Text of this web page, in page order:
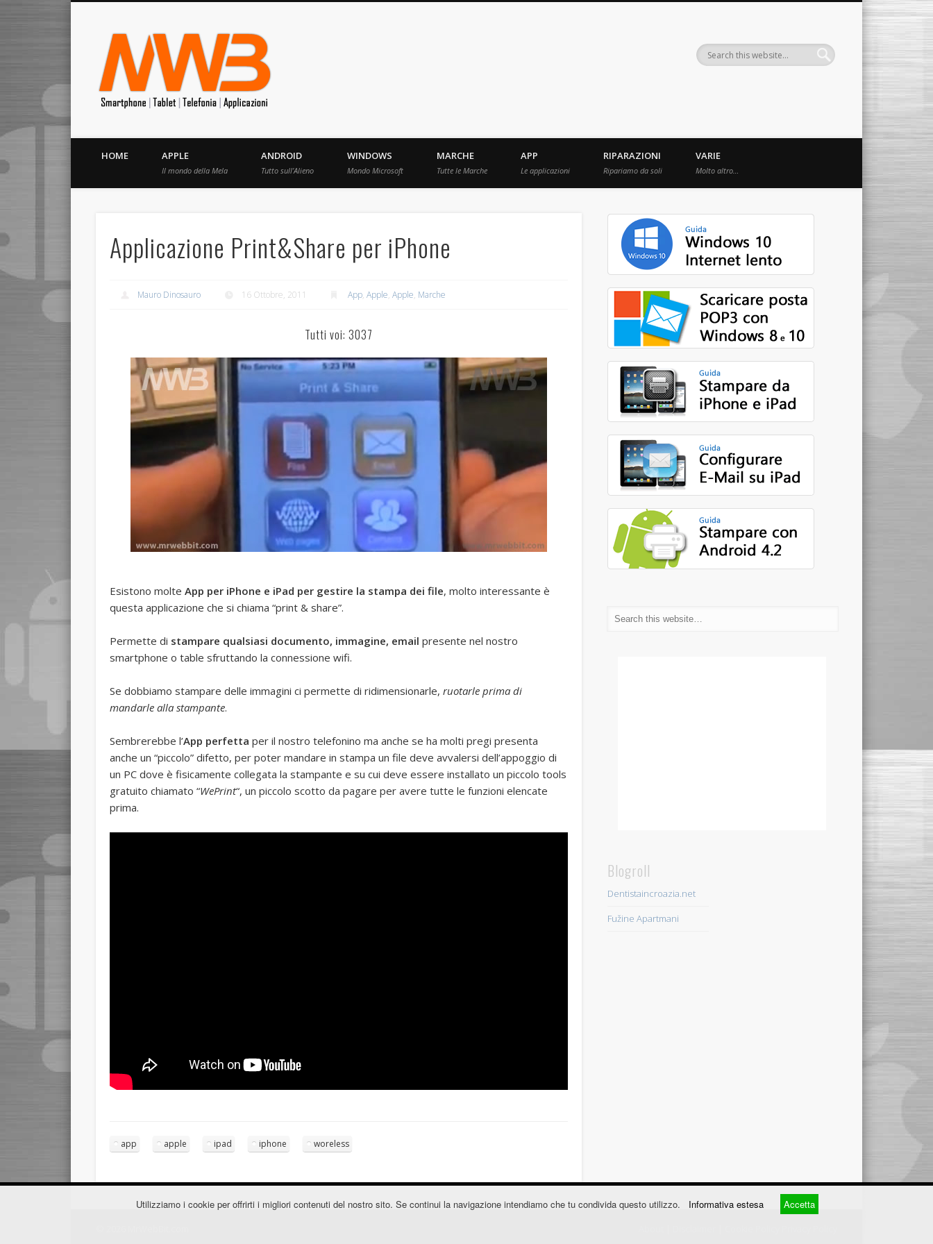
Siete appassionati di telefonia? I migliori Video, Recensioni e Prove raccolti in Rete.
HOME APPLE
Il mondo della Mela
ANDROID
Tutto sull’Alieno
WINDOWS
Mondo Microsoft
MARCHE
Tutte le Marche
APP
Le applicazioni
RIPARAZIONI
Ripariamo da soli
VARIE
Molto altro…
Applicazione Print&Share per iPhone
Mauro Dinosauro 16 Ottobre, 2011 App,Apple,Apple, Marche
Tutti voi: 3037
Esistono molteApp per iPhone e iPad per gestire la stampa dei file, molto interessante è
questa applicazione che si chiama “print & share”.
Permette di stampare qualsiasi documento, immagine, email presente nel nostro
smartphone o table sfruttando la connessione wifi.
Se dobbiamo stampare delle immagini ci permette di ridimensionarle,ruotarle prima di
mandarle alla stampante.
Sembrerebbe l’App perfetta per il nostro telefonino ma anche se ha molti pregi presenta
anche un “piccolo” difetto, per poter mandare in stampa un file deve avvalersi dell’appoggio di
un PC dove è fisicamente collegata la stampante e su cui deve essere installato un piccolo tools
gratuito chiamato “WePrint“, un piccolo scotto da pagare per avere tutte le funzioni elencate
prima.
app apple ipad iphone woreless
Blogroll
Dentistaincroazia.net
Fužine Apartmani
Utilizziamo i cookie per offrirti i migliori contenuti del nostro sito. Se continui la navigazione intendiamo che tu condivida questo utilizzo. Informativa estesa Accetta